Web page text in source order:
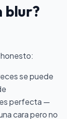
blur?
se puede
perfecta —
cara pero no